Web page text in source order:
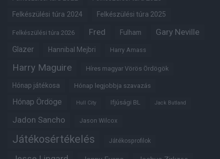
Felkészülési túra 2024 Felkészülési túra 2025
Felkészülési túra 2026 Fred Fulham Gary Neville
Glazer Hannibal Mejbri Harry Amass
Harry Maguire Híres magyar Vörös Ördögök
Hónap játékosa Hónap legjobbja szavazás
Hónap Ördöge Hull City Ifjúsági BL Jack Butland
Jadon Sancho Jason Wilcox
Játékosértékelés Játékosprofilok